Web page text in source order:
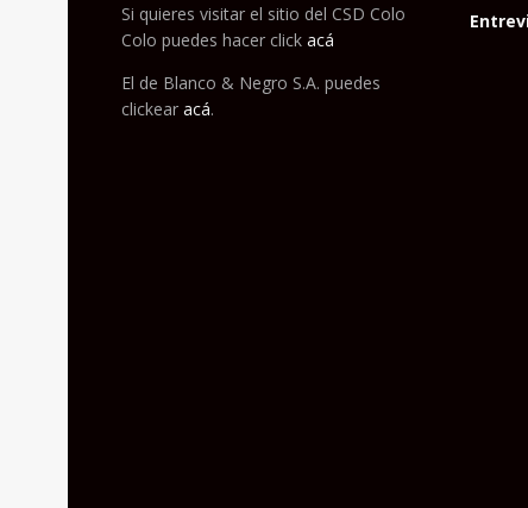
Si quieres visitar el sitio del CSD Colo
Colo puedes hacer click acá
El de Blanco & Negro S.A. puedes
clickear acá.